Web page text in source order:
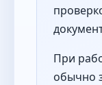
При
обычно